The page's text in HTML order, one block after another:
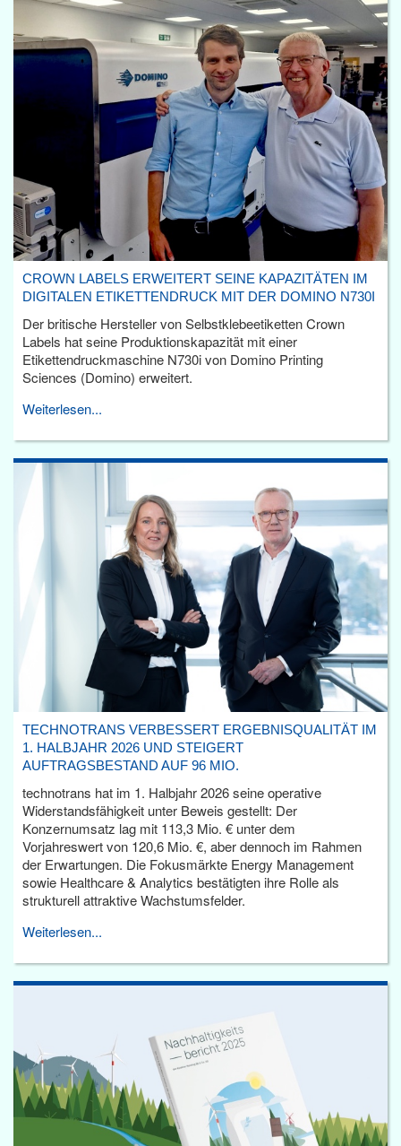
CROWN LABELS ERWEITERT SEINE KAPAZITÄTEN IM
DIGITALEN ETIKETTENDRUCK MIT DER DOMINO N730I
Der britische Hersteller von Selbstklebeetiketten Crown
Labels hat seine Produktionskapazität mit einer
Etikettendruckmaschine N730i von Domino Printing
Sciences (Domino) erweitert.
Weiterlesen...
TECHNOTRANS VERBESSERT ERGEBNISQUALITÄT IM
1. HALBJAHR 2026 UND STEIGERT
AUFTRAGSBESTAND AUF 96 MIO.
technotrans hat im 1. Halbjahr 2026 seine operative
Widerstandsfähigkeit unter Beweis gestellt: Der
Konzernumsatz lag mit 113,3 Mio. € unter dem
Vorjahreswert von 120,6 Mio. €, aber dennoch im Rahmen
der Erwartungen. Die Fokusmärkte Energy Management
sowie Healthcare & Analytics bestätigten ihre Rolle als
strukturell attraktive Wachstumsfelder.
Weiterlesen...